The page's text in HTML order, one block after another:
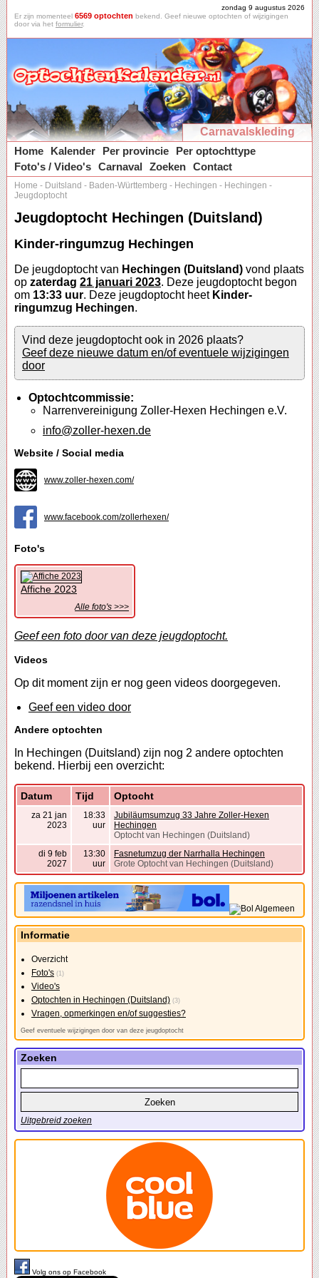
zondag 9 augustus 2026
Er zijn momenteel 6569 optochten bekend. Geef nieuwe optochten of wijzigingen
door via het formulier.
Carnavalskleding
Home
Kalender Per provincie
Per optochttype
Foto's / Video's Carnaval Zoeken Contact
Home - Duitsland - Baden-Württemberg - Hechingen - Hechingen -
Jeugdoptocht
Jeugdoptocht Hechingen (Duitsland)
Kinder-ringumzug Hechingen
De jeugdoptocht van Hechingen (Duitsland) vond plaats
op zaterdag 21 januari 2023. Deze jeugdoptocht begon
om 13:33 uur. Deze jeugdoptocht heet Kinder-
ringumzug Hechingen.
Vind deze jeugdoptocht ook in 2026 plaats?
Geef deze nieuwe datum en/of eventuele wijzigingen
door
Optochtcommissie:
Narrenvereinigung Zoller-Hexen Hechingen e.V.
info@zoller-hexen.de
Website / Social media
www.zoller-hexen.com/
www.facebook.com/zollerhexen/
Foto's
Affiche 2023
Alle foto's >>>
Geef een foto door van deze jeugdoptocht.
Videos
Op dit moment zijn er nog geen videos doorgegeven.
Geef een video door
Andere optochten
In Hechingen (Duitsland) zijn nog 2 andere optochten
bekend. Hierbij een overzicht:
Datum Tijd Optocht
za 21 jan
2023
18:33
uur
Jubiläumsumzug 33 Jahre Zoller-Hexen
Hechingen
Optocht van Hechingen (Duitsland)
di 9 feb
2027
13:30
uur
Fasnetumzug der Narrhalla Hechingen
Grote Optocht van Hechingen (Duitsland)
Informatie
Overzicht
Foto's (1)
Video's
Optochten in Hechingen (Duitsland) (3)
Vragen, opmerkingen en/of suggesties?
Geef eventuele wijzigingen door van deze jeugdoptocht
Zoeken
Uitgebreid zoeken
Volg ons op Facebook